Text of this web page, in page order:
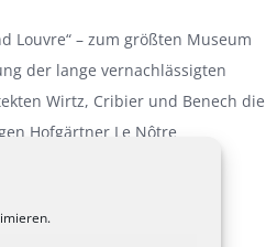
Louvre“ – zum größten Museum
der lange vernachlässigten
Wirtz, Cribier und Benech die
Hofgärtner Le Nôtre